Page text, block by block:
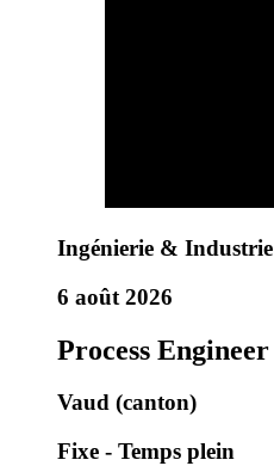
Ingénierie & Industrie
6 août 2026
Process Engineer
Vaud (canton)
Fixe - Temps plein